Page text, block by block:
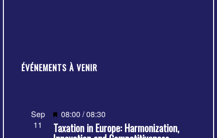
ÉVÉNEMENTS À VENIR
Sep
11
Mis
en
08:00 /08:30
Taxation in Europe: Harmonization,